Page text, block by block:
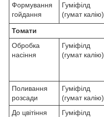
Формування
гойдання
Гуміфілд
(гумат калію)
Томати
Обробка
насіння
Гуміфілд
(гумат калію)
Поливання
розсади
Гуміфілд
(гумат калію)
До цвітіння
Гуміфілд